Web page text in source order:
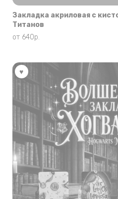
Закладка акриловая с
Титанов
от 640р.